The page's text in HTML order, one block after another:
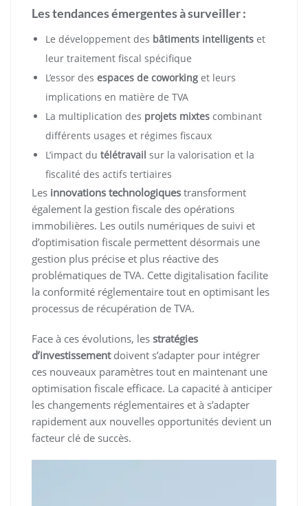
Les tendances émergentes à surveiller :
Le développement des bâtiments intelligents et
leur traitement fiscal spécifique
L’essor des espaces de coworking et leurs
implications en matière de TVA
La multiplication des projets mixtes combinant
différents usages et régimes fiscaux
L’impact du télétravail sur la valorisation et la
fiscalité des actifs tertiaires
Les innovations technologiques transforment
également la gestion fiscale des opérations
immobilières. Les outils numériques de suivi et
d’optimisation fiscale permettent désormais une
gestion plus précise et plus réactive des
problématiques de TVA. Cette digitalisation facilite
la conformité réglementaire tout en optimisant les
processus de récupération de TVA.
Face à ces évolutions, les stratégies
d’investissementdoivent s’adapter pour intégrer
ces nouveaux paramètres tout en maintenant une
optimisation fiscale efficace. La capacité à anticiper
les changements réglementaires et à s’adapter
rapidement aux nouvelles opportunités devient un
facteur clé de succès.